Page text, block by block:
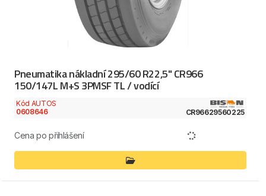
Pneumatika nákladní 295/60 R22,5" CR966
150/147L M+S 3PMSF TL / vodící
Kód AUTOS
0608646
CR96629560225
Cena po přihlášení